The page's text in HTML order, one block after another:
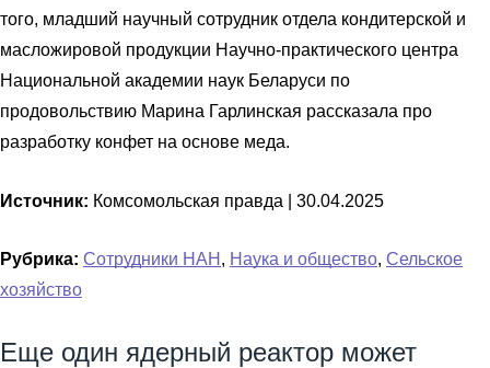
того, младший научный сотрудник отдела кондитерской и
масложировой продукции Научно-практического центра
Национальной академии наук Беларуси по
продовольствию Марина Гарлинская рассказала про
разработку конфет на основе меда.
Источник: Комсомольская правда | 30.04.2025
Рубрика: Сотрудники НАН , Наука и общество, Сельское
хозяйство
Еще один ядерный реактор может